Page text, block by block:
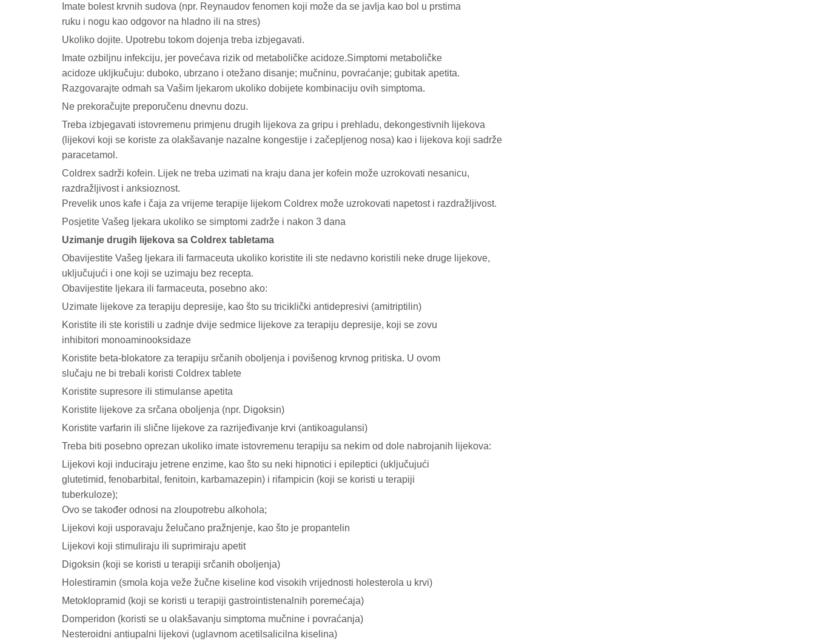
Imate bolest krvnih sudova (npr. Reynaudov fenomen koji može da se javlja kao bol u prstima
ruku i nogu kao odgovor na hladno ili na stres)
Ukoliko dojite. Upotrebu tokom dojenja treba izbjegavati.
Imate ozbiljnu infekciju, jer povećava rizik od metaboličke acidoze.Simptomi metaboličke
acidoze ukljkučuju: duboko, ubrzano i otežano disanje; mučninu, povraćanje; gubitak apetita.
Razgovarajte odmah sa Vašim ljekarom ukoliko dobijete kombinaciju ovih simptoma.
Ne prekoračujte preporučenu dnevnu dozu.
Treba izbjegavati istovremenu primjenu drugih lijekova za gripu i prehladu, dekongestivnih lijekova
(lijekovi koji se koriste za olakšavanje nazalne kongestije i začepljenog nosa) kao i lijekova koji sadrže
paracetamol.
Coldrex sadrži kofein. Lijek ne treba uzimati na kraju dana jer kofein može uzrokovati nesanicu,
razdražljivost i anksioznost.
Prevelik unos kafe i čaja za vrijeme terapije lijekom Coldrex može uzrokovati napetost i razdražljivost.
Posjetite Vašeg ljekara ukoliko se simptomi zadrže i nakon 3 dana
Uzimanje drugih lijekova sa Coldrex tabletama
Obavijestite Vašeg ljekara ili farmaceuta ukoliko koristite ili ste nedavno koristili neke druge lijekove,
uključujući i one koji se uzimaju bez recepta.
Obavijestite ljekara ili farmaceuta, posebno ako:
Uzimate lijekove za terapiju depresije, kao što su triciklički antidepresivi (amitriptilin)
Koristite ili ste koristili u zadnje dvije sedmice lijekove za terapiju depresije, koji se zovu
inhibitori monoaminooksidaze
Koristite beta-blokatore za terapiju srčanih oboljenja i povišenog krvnog pritiska. U ovom
slučaju ne bi trebali koristi Coldrex tablete
Koristite supresore ili stimulanse apetita
Koristite lijekove za srčana oboljenja (npr. Digoksin)
Koristite varfarin ili slične lijekove za razrijeđivanje krvi (antikoagulansi)
Treba biti posebno oprezan ukoliko imate istovremenu terapiju sa nekim od dole nabrojanih lijekova:
Lijekovi koji induciraju jetrene enzime, kao što su neki hipnotici i epileptici (uključujući
glutetimid, fenobarbital, fenitoin, karbamazepin) i rifampicin (koji se koristi u terapiji
tuberkuloze);
Ovo se također odnosi na zloupotrebu alkohola;
Lijekovi koji usporavaju želučano pražnjenje, kao što je propantelin
Lijekovi koji stimuliraju ili suprimiraju apetit
Digoksin (koji se koristi u terapiji srčanih oboljenja)
Holestiramin (smola koja veže žučne kiseline kod visokih vrijednosti holesterola u krvi)
Metoklopramid (koji se koristi u terapiji gastrointistenalnih poremećaja)
Domperidon (koristi se u olakšavanju simptoma mučnine i povraćanja)
Nesteroidni antiupalni lijekovi (uglavnom acetilsalicilna kiselina)